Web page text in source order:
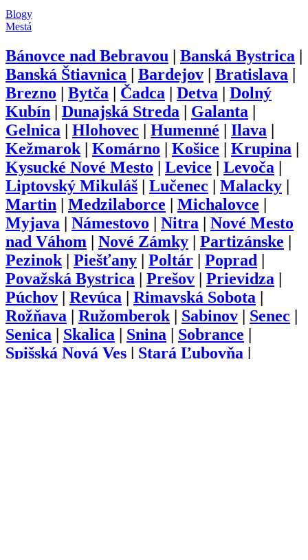
Blogy
Mestá
Bánovce nad Bebravou | Banská Bystrica |
Banská Štiavnica | Bardejov | Bratislava |
Brezno | Bytča | Čadca | Detva | Dolný
Kubín | Dunajská Streda | Galanta |
Gelnica | Hlohovec | Humenné | Ilava |
Kežmarok | Komárno | Košice | Krupina |
Kysucké Nové Mesto | Levice | Levoča |
Liptovský Mikuláš | Lučenec | Malacky |
Martin | Medzilaborce | Michalovce |
Myjava | Námestovo | Nitra | Nové Mesto
nad Váhom | Nové Zámky | Partizánske |
Pezinok | Piešťany | Poltár | Poprad |
Považská Bystrica | Prešov | Prievidza |
Púchov | Revúca | Rimavská Sobota |
Rožňava | Ružomberok | Sabinov | Senec |
Senica | Skalica | Snina | Sobrance |
Spišská Nová Ves | Stará Ľubovňa |